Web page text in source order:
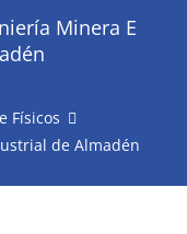
Minera E
Físicos
de Almadén